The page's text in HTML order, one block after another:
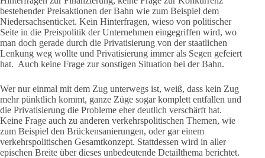
bestehender Preisaktionen der Bahn wie zum Beispiel dem
Niedersachsenticket. Kein Hinterfragen, wieso von politischer
Seite in die Preispolitik der Unternehmen eingegriffen wird, wo
man doch gerade durch die Privatisierung von der staatlichen
Lenkung weg wollte und Privatisierung immer als Segen gefeiert
hat. Auch keine Frage zur sonstigen Situation bei der Bahn.
Wer nur einmal mit dem Zug unterwegs ist, weiß, dass kein Zug
mehr pünktlich kommt, ganze Züge sogar komplett entfallen und
die Privatisierung die Probleme eher deutlich verschärft hat.
Keine Frage auch zu anderen verkehrspolitischen Themen, wie
zum Beispiel den Brückensanierungen, oder gar einem
verkehrspolitischen Gesamtkonzept. Stattdessen wird in aller
epischen Breite über dieses unbedeutende Detailthema berichtet.